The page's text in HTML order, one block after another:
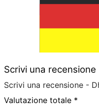
Scrivi una recensione
Scrivi una recensione -
Valutazione totale *